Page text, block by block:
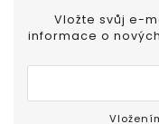
Vložte svůj e-
informace o